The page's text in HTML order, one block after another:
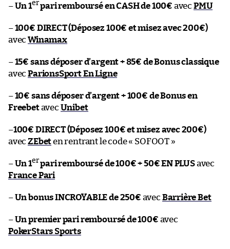
–Un 1erpari remboursé en CASH de 100€ avec PMU
–100€ DIRECT (Déposez 100€ et misez avec 200€)
avecWinamax
–15€ sans déposer d’argent + 85€ de Bonus classique
avecParionsSport En Ligne
–10€ sans déposer d’argent + 100€ de Bonus en
Freebetavec Unibet
–100€ DIRECT (Déposez 100€ et misez avec 200€)
avecZEbeten rentrant le code « SOFOOT »
–Un 1erpari remboursé de 100€ + 50€ EN PLUSavec
France Pari
–Un bonus INCROYABLE de 250€ avec Barrière Bet
–Un premier pari remboursé de 100€ avec
PokerStars Sports